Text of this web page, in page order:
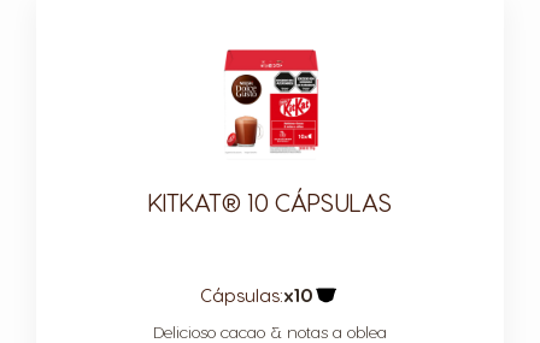
KITKAT® 10 CÁPSULAS
Cápsulas:x10
Delicioso cacao & notas a oblea